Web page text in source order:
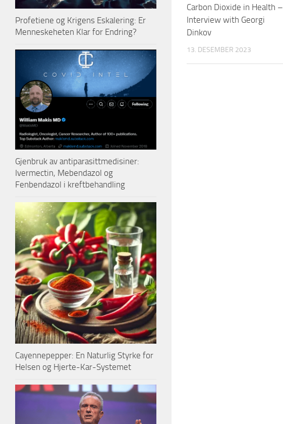
Carbon Dioxide in Health –
Interview with Georgi
Dinkov
13. DESEMBER 2023
Profetiene og Krigens Eskalering: Er
Menneskeheten Klar for Endring?
Gjenbruk av antiparasittmedisiner:
Ivermectin, Mebendazol og
Fenbendazol i kreftbehandling
Cayennepepper: En Naturlig Styrke for
Helsen og Hjerte-Kar-Systemet